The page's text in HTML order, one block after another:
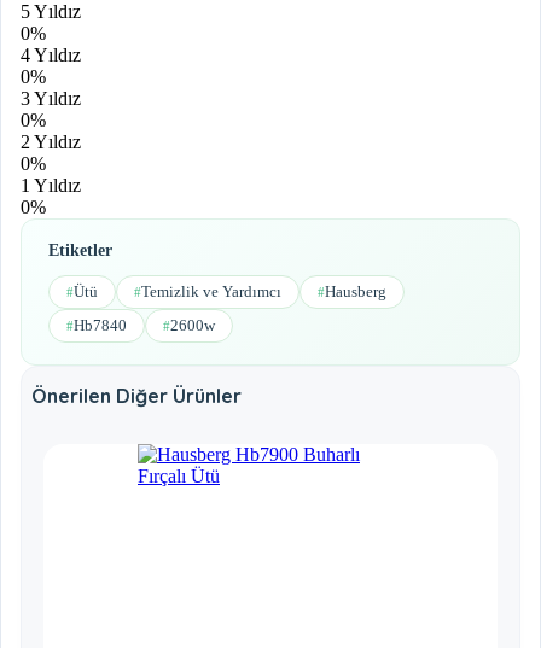
5 Yıldız
0%
4 Yıldız
0%
3 Yıldız
0%
2 Yıldız
0%
1 Yıldız
0%
Etiketler
#Ütü #Temizlik ve Yardımcı #Hausberg
#Hb7840 #2600w
Önerilen Diğer Ürünler